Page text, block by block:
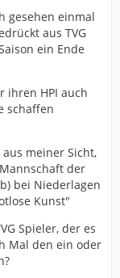
gesehen einmal
aus TVG
ein Ende
ihren HPI auch
schaffen
meiner Sicht,
der
bei Niederlagen
Kunst"
Spieler, der es
Mal den ein oder